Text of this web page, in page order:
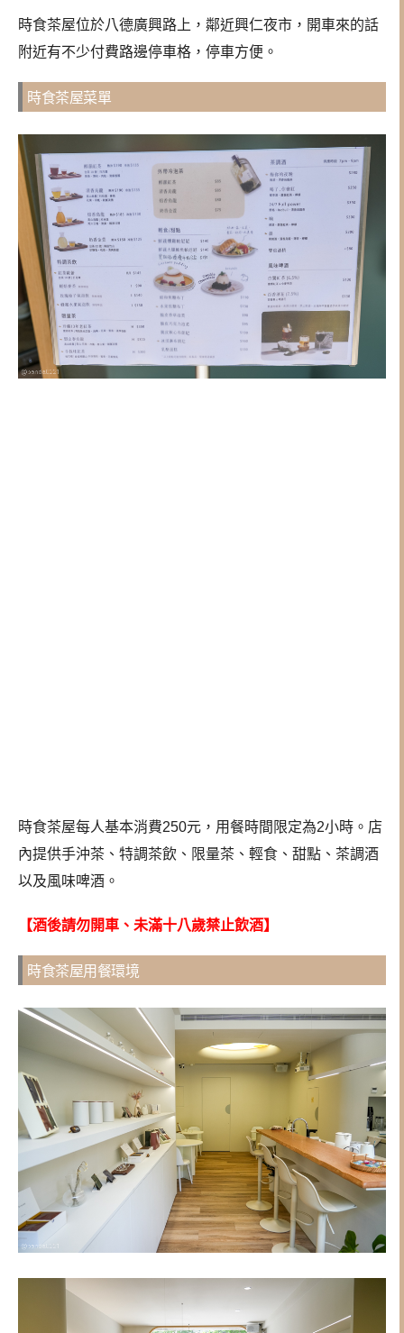
時食茶屋位於八德廣興路上，鄰近興仁夜市，開車來的話
附近有不少付費路邊停車格，停車方便。
時食茶屋菜單
時食茶屋每人基本消費250元，用餐時間限定為2小時。店
內提供手沖茶、特調茶飲、限量茶、輕食、甜點、茶調酒
以及風味啤酒。
【酒後請勿開車、未滿十八歲禁止飲酒】
時食茶屋用餐環境